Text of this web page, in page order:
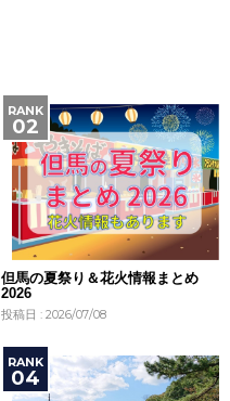
但馬の夏祭り＆花火情報まとめ
2026
投稿日 : 2026/07/08